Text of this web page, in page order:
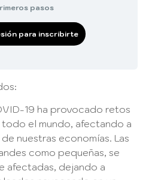
pasos
para inscribirte
19 ha provocado retos
el mundo, afectando a
nuestras economías. Las
como pequeñas, se
afectadas, dejando a